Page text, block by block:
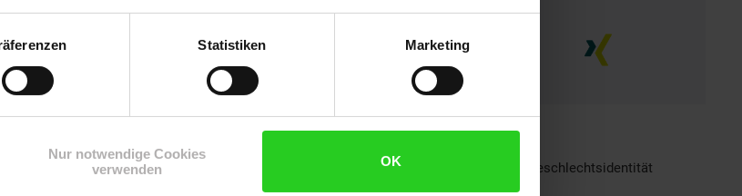
Statistiken Marketing
Nur notwendige Cookies
verwenden
OK
die männliche Form der Anrede. Selbstverständlich sind bei Netto Menschen jeder Geschlechtsidentität